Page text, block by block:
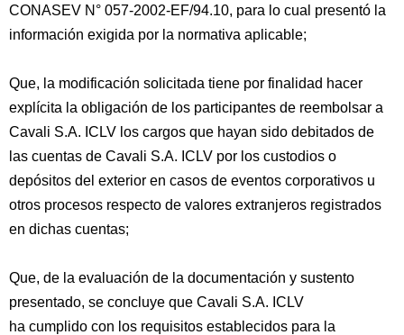
CONASEV N° 057-2002-EF/94.10, para lo cual presentó la
información exigida por la normativa aplicable;
Que, la modificación solicitada tiene por finalidad hacer
explícita la obligación de los participantes de reembolsar a
Cavali S.A. ICLV los cargos que hayan sido debitados de
las cuentas de Cavali S.A. ICLV por los custodios o
depósitos del exterior en casos de eventos corporativos u
otros procesos respecto de valores extranjeros registrados
en dichas cuentas;
Que, de la evaluación de la documentación y sustento
presentado, se concluye que Cavali S.A. ICLV
ha cumplido con los requisitos establecidos para la